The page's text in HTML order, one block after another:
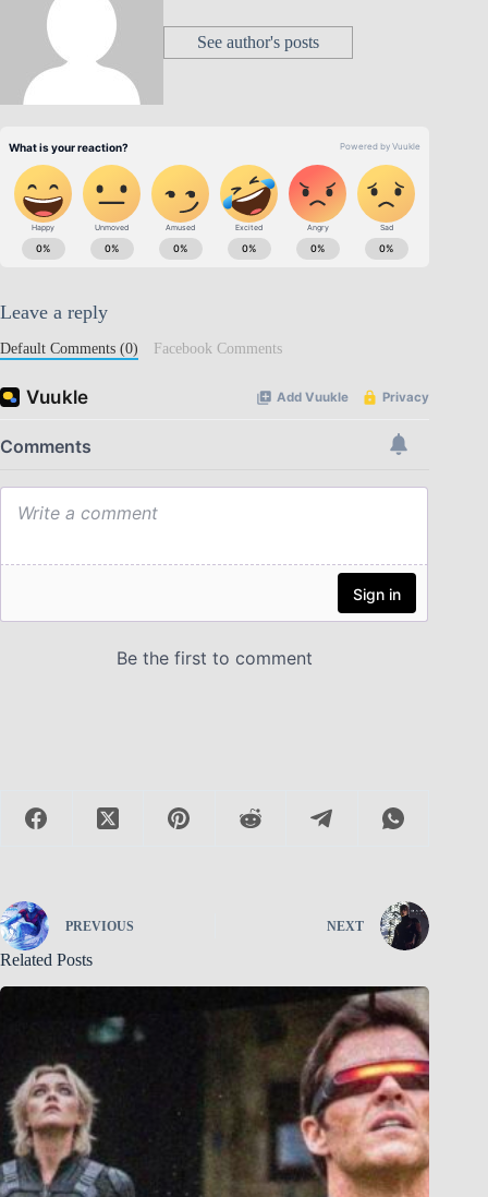
See author's posts
Leave a reply
Default Comments (0) Facebook Comments
PREVIOUS NEXT
Related Posts